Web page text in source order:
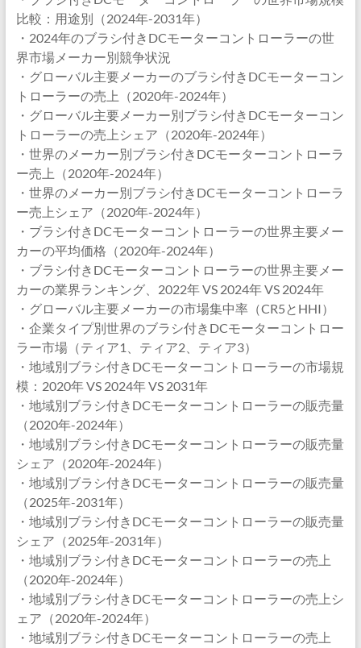
比較：用途別（2024年-2031年）
・2024年のブラシ付きDCモーターコントローラーの世
界市場メーカー別競争状況
・グローバル主要メーカーのブラシ付きDCモーターコン
トローラーの売上（2020年-2024年）
・グローバル主要メーカー別ブラシ付きDCモーターコン
トローラーの売上シェア（2020年-2024年）
・世界のメーカー別ブラシ付きDCモーターコントローラ
ー売上（2020年-2024年）
・世界のメーカー別ブラシ付きDCモーターコントローラ
ー売上シェア（2020年-2024年）
・ブラシ付きDCモーターコントローラーの世界主要メー
カーの平均価格（2020年-2024年）
・ブラシ付きDCモーターコントローラーの世界主要メー
カーの業界ランキング、2022年 VS 2024年 VS 2024年
・グローバル主要メーカーの市場集中率（CR5とHHI）
・企業タイプ別世界のブラシ付きDCモーターコントロー
ラー市場（ティア1、ティア2、ティア3）
・地域別ブラシ付きDCモーターコントローラーの市場規
模：2020年 VS 2024年 VS 2031年
・地域別ブラシ付きDCモーターコントローラーの販売量
（2020年-2024年）
・地域別ブラシ付きDCモーターコントローラーの販売量
シェア（2020年-2024年）
・地域別ブラシ付きDCモーターコントローラーの販売量
（2025年-2031年）
・地域別ブラシ付きDCモーターコントローラーの販売量
シェア（2025年-2031年）
・地域別ブラシ付きDCモーターコントローラーの売上
（2020年-2024年）
・地域別ブラシ付きDCモーターコントローラーの売上シ
ェア（2020年-2024年）
・地域別ブラシ付きDCモーターコントローラーの売上